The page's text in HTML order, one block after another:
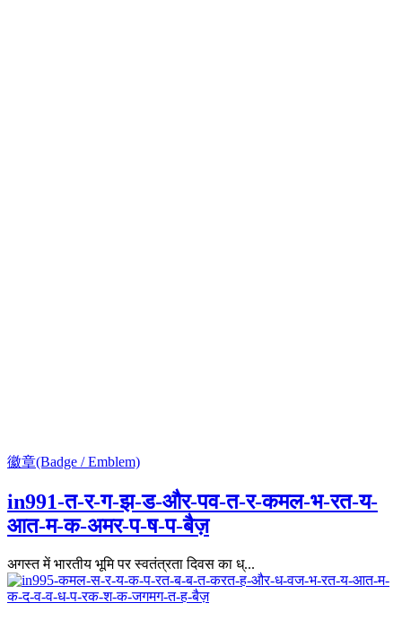
徽章(Badge / Emblem)
in991-त-र-ग-झ-ड-और-पव-त-र-कमल-भ-रत-य-
आत-म-क-अमर-प-ष-प-बैज़
अगस्त में भारतीय भूमि पर स्वतंत्रता दिवस का ध्...